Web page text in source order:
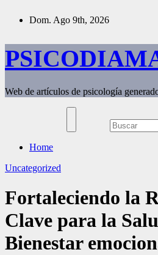
Dom. Ago 9th, 2026
Web de artículos de psicología
Home
Uncategorized
Fortaleciendo la
Clave para la
Bienestar